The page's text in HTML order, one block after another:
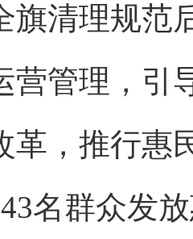
旗清理规范
营管理，引
革，推行惠
名群众发